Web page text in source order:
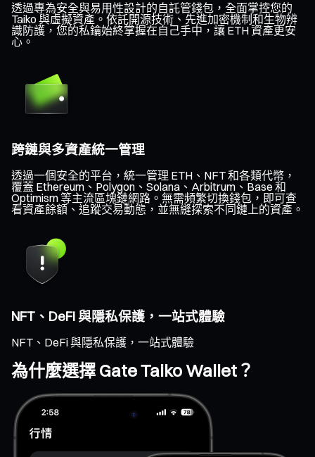
透過專為安全與易用性設計的自託管錢包，全面掌控您的
Taiko 與虛擬資產。依託開源技術、先進加密機制和生物辨
識防護，您的私鑰始終掌握在自己手中，讓 ETH 資產更安
心。
跨鏈與多資產統一管理
透過一個安全的平台，統一管理 ETH、NFT 和各類代幣，
覆蓋 Ethereum、Polygon、Solana、Arbitrum、Base 和
Optimism 等主流區塊鏈網路。無需頻繁切換錢包，即可查
看資產餘額、追蹤交易動態，並無縫探索不同鏈上的資產。
NFT、DeFi 與隱私保護，一站式體驗
NFT、DeFi 與隱私保護，一站式體驗
為什麼選擇 Gate Taiko Wallet？